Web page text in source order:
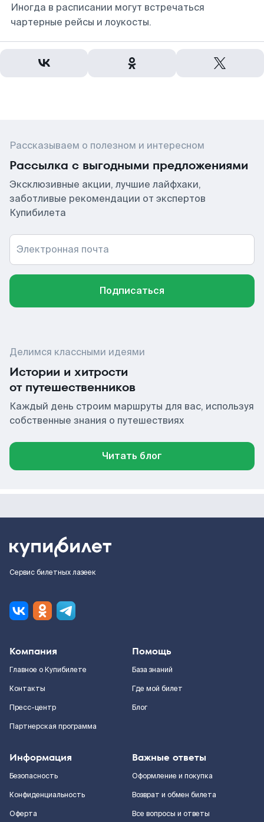
Иногда в расписании могут встречаться
чартерные рейсы и лоукосты.
Рассказываем о полезном и интересном
Рассылка с выгодными предложениями
Эксклюзивные акции, лучшие лайфхаки,
заботливые рекомендации от экспертов
Купибилета
Электронная почта
Подписаться
Делимся классными идеями
Истории и хитрости
от путешественников
Каждый день строим маршруты для вас, используя
собственные знания о путешествиях
Читать блог
Сервис билетных лазеек
Компания
Главное о Купибилете
Контакты
Пресс-центр
Партнерская программа
Помощь
База знаний
Где мой билет
Блог
Информация
Безопасность
Конфиденциальность
Оферта
Важные ответы
Оформление и покупка
Возврат и обмен билета
Все вопросы и ответы